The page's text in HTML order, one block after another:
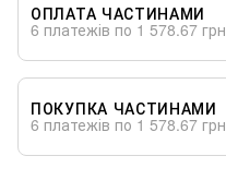
ОПЛАТА ЧАСТИНАМИ
6 платежів по 1 578.67 грн
ПОКУПКА ЧАСТИНАМИ
6 платежів по 1 578.67 грн